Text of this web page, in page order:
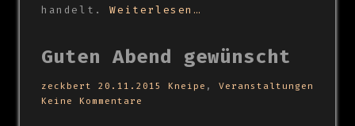
handelt.Weiterlesen…
Guten Abend gewünscht
zeckbert 20.11.2015 Kneipe , Veranstaltungen
Keine Kommentare